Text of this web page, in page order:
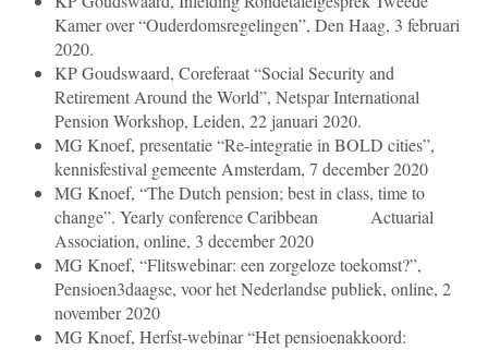
Kamer over “Ouderdomsregelingen”, Den Haag, 3 februari
2020.
KP Goudswaard, Coreferaat “Social Security and
Retirement Around the World”, Netspar International
Pension Workshop, Leiden, 22 januari 2020.
MG Knoef, presentatie “Re-integratie in BOLD cities”,
kennisfestival gemeente Amsterdam, 7 december 2020
MG Knoef, “The Dutch pension; best in class, time to
change”. Yearly conference Caribbean Actuarial
Association, online, 3 december 2020
MG Knoef, “Flitswebinar: een zorgeloze toekomst?”,
Pensioen3daagse, voor het Nederlandse publiek, online, 2
november 2020
MG Knoef, Herfst-webinar “Het pensioenakkoord: